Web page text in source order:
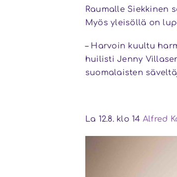
Raumalle Siekkinen
Myös yleisöllä on
– Harvoin kuultu
huilisti Jenny
suomalaisten
La 12.8. klo 14 Alfred